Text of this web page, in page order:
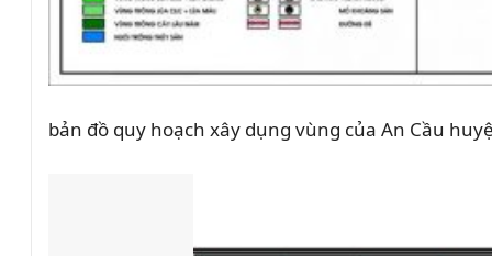
bản đồ quy hoạch xây dụng vùng của An Cầu